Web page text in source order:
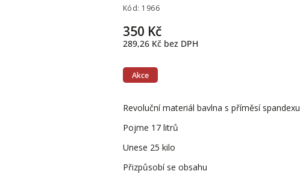
Kód: 1966
350 Kč
289,26 Kčbez DPH
Revoluční materiál bavlna s příměsí spandexu
Pojme 17 litrů
Unese 25 kilo
Přizpůsobí se obsahu
Akce